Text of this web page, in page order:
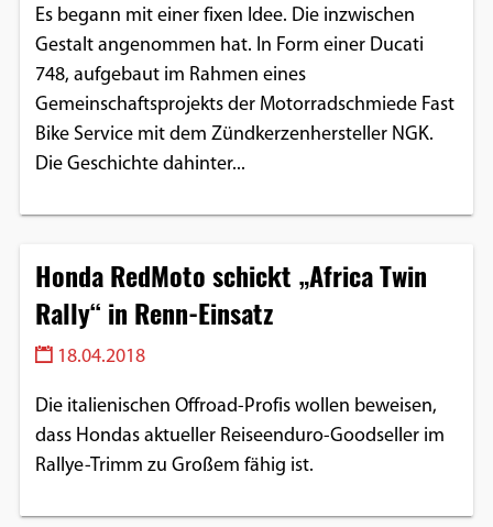
Es begann mit einer fixen Idee. Die inzwischen
Gestalt angenommen hat. In Form einer Ducati
748, aufgebaut im Rahmen eines
Gemeinschaftsprojekts der Motorradschmiede Fast
Bike Service mit dem Zündkerzenhersteller NGK.
Die Geschichte dahinter...
Honda RedMoto schickt „Africa Twin
Rally“ in Renn-Einsatz
18.04.2018
Die italienischen Offroad-Profis wollen beweisen,
dass Hondas aktueller Reiseenduro-Goodseller im
Rallye-Trimm zu Großem fähig ist.
Cookie Laufzeit:
1 Jahr
EXTERNE MEDIEN
Um Inhalte von Videoplattformen und
YouTube
Vimeo
Google Maps
Anbieter: